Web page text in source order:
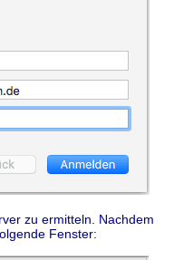
zu ermitteln. Nachdem
Fenster: